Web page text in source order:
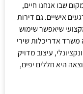
שבו אנחנו חיים,
אישיים. גם דירות
שיאפשר שימוש
משרד אדריכלות שירי
עיצוב מדויק
היא חללים יפים,